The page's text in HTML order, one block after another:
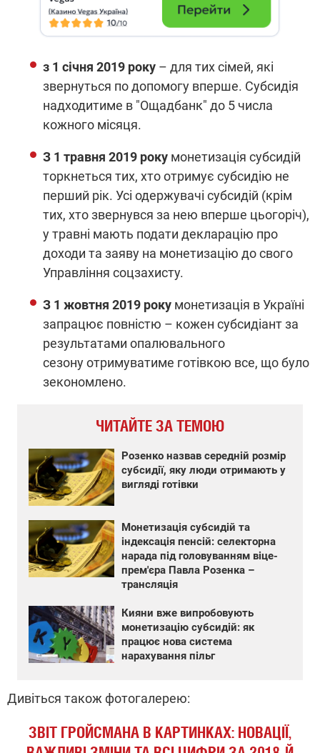
з 1 січня 2019 року – для тих сімей, які
звернуться по допомогу вперше. Субсидія
надходитиме в "Ощадбанк" до 5 числа
кожного місяця.
З 1 травня 2019 року монетизація субсидій
торкнеться тих, хто отримує субсидію не
перший рік. Усі одержувачі субсидій (крім
тих, хто звернувся за нею вперше цьогоріч),
у травні мають подати декларацію про
доходи та заяву на монетизацію до свого
Управління соцзахисту.
З 1 жовтня 2019 року монетизація в Україні
запрацює повністю – кожен субсидіант за
результатами опалювального
сезону отримуватиме готівкою все, що було
зекономлено.
ЧИТАЙТЕ ЗА ТЕМОЮ
Розенко назвав середній розмір
субсидії, яку люди отримають у
вигляді готівки
Монетизація субсидій та
індексація пенсій: селекторна
нарада під головуванням віце-
прем'єра Павла Розенка –
трансляція
Кияни вже випробовують
монетизацію субсидій: як
працює нова система
нарахування пільг
Дивіться також фотогалерею:
ЗВІТ ГРОЙСМАНА В КАРТИНКАХ: НОВАЦІЇ,